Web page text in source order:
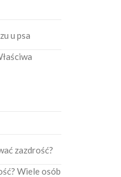
u psa
zazdrość?
Wiele osób